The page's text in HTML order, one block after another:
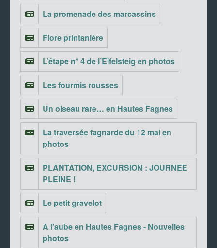
La promenade des marcassins
Flore printanière
L’étape n° 4 de l’Eifelsteig en photos
Les fourmis rousses
Un oiseau rare… en Hautes Fagnes
La traversée fagnarde du 12 mai en
photos
PLANTATION, EXCURSION : JOURNEE
PLEINE !
Le petit gravelot
A l’aube en Hautes Fagnes - Nouvelles
photos